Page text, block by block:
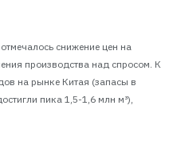
снижение цен на
производства над спросом. К
на рынке Китая (запасы в
пика 1,5-1,6 млн м³),